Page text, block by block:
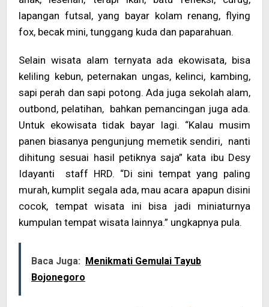
lapangan futsal, yang bayar kolam renang, flying
fox, becak mini, tunggang kuda dan paparahuan.
Selain wisata alam ternyata ada ekowisata, bisa
keliling kebun, peternakan ungas, kelinci, kambing,
sapi perah dan sapi potong. Ada juga sekolah alam,
outbond, pelatihan, bahkan pemancingan juga ada.
Untuk ekowisata tidak bayar lagi. “Kalau musim
panen biasanya pengunjung memetik sendiri, nanti
dihitung sesuai hasil petiknya saja” kata ibu Desy
Idayanti staff HRD. “Di sini tempat yang paling
murah, kumplit segala ada, mau acara apapun disini
cocok, tempat wisata ini bisa jadi miniaturnya
kumpulan tempat wisata lainnya.” ungkapnya pula.
Baca Juga: Menikmati Gemulai Tayub
Bojonegoro